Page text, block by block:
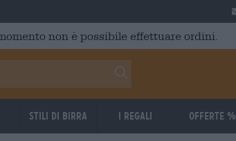
non è possibile effettuare ordini.
Stili di birra I regali Offerte %